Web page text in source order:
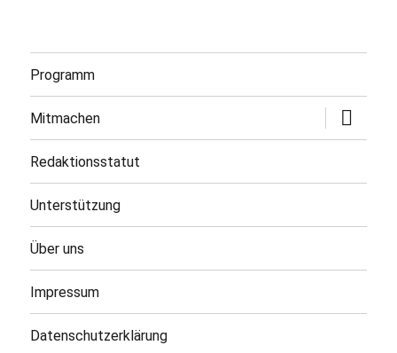
Programm
Mitmachen
öffnen
Redaktionsstatut
Unterstützung
Über uns
Impressum
Datenschutzerklärung